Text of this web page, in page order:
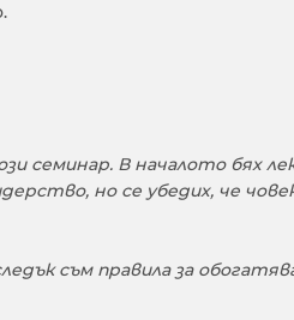
семинар. В началото бях
но се убедих, че
съм правила за